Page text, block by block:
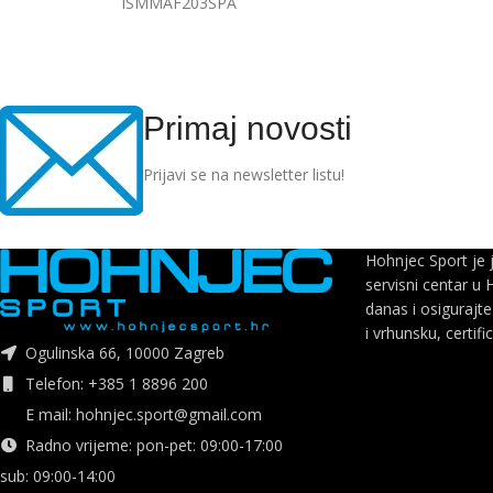
Primaj novosti
Prijavi se na newsletter listu!
Ogulinska 66, 10000 Zagreb
Telefon: +385 1 8896 200
E mail: hohnjec.sport@gmail.com
Radno vrijeme: pon-pet: 09:00-17:00
sub: 09:00-14:00
Hohnjec Sport je
servisni centar u
danas i
i vrhunsku,